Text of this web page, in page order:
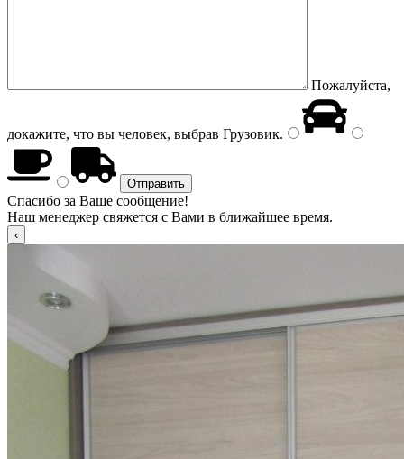
Пожалуйста,
докажите, что вы человек, выбрав Грузовик.
Спасибо за Ваше сообщение!
Наш менеджер свяжется с Вами в ближайшее время.